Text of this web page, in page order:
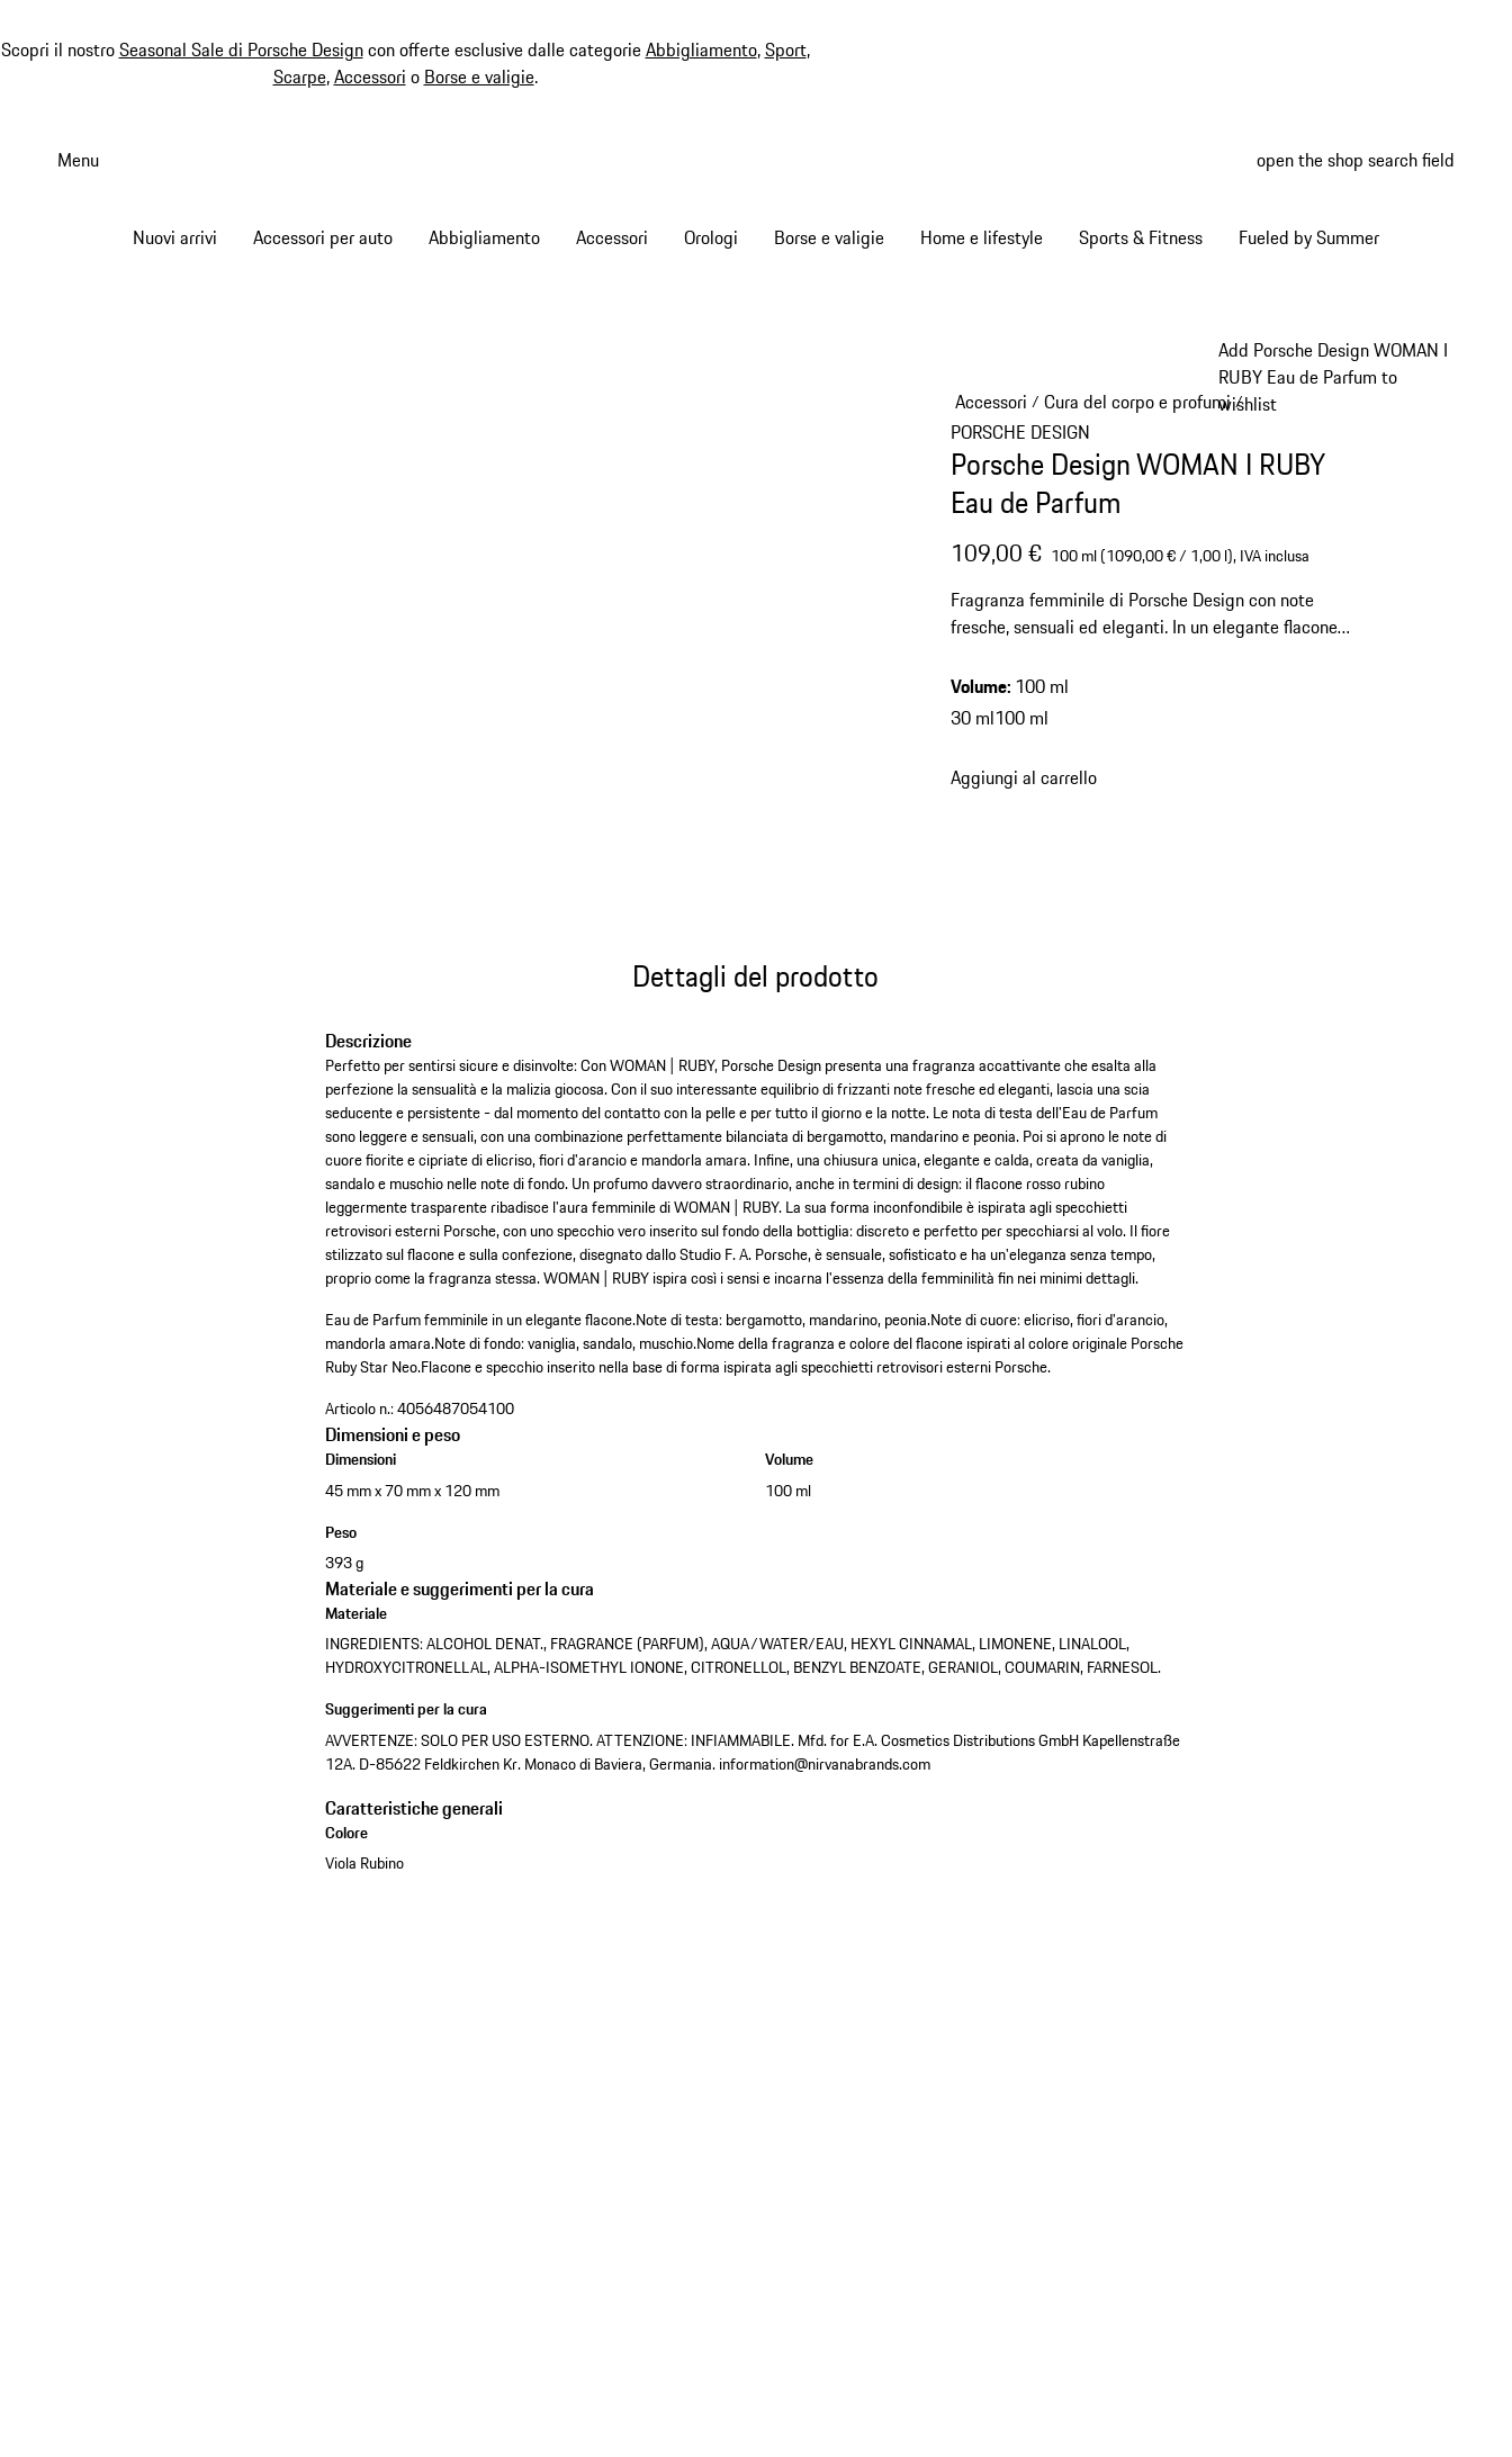
Scopri il nostroSeasonal Sale di Porsche Designcon offerte esclusive dalle categorieAbbigliamento,Sport,
Scarpe,Accessori o Borse e valigie.
Menu open the shop search field
Nuovi arrivi Accessori per auto Abbigliamento Accessori Orologi Borse e valigie Home e lifestyle Sports & Fitness Fueled by Summer
Add Porsche Design WOMAN I
RUBY Eau de Parfum to
wishlist
Accessori / Cura del corpo e profumi/
PORSCHE DESIGN
Porsche Design WOMAN I RUBY
Eau de Parfum
109,00 € 100 ml (1090,00 € / 1,00 l),IVA inclusa
Fragranza femminile di Porsche Design con note
fresche, sensuali ed eleganti. In un elegante flacone
Volume: 100 ml
30 ml100 ml
Aggiungi al carrello
Dettagli del prodotto
Descrizione
Perfetto per sentirsi sicure e disinvolte: Con WOMAN | RUBY, Porsche Design presenta una fragranza accattivante che esalta alla
perfezione la sensualità e la malizia giocosa. Con il suo interessante equilibrio di frizzanti note fresche ed eleganti, lascia una scia
seducente e persistente - dal momento del contatto con la pelle e per tutto il giorno e la notte. Le nota di testa dell'Eau de Parfum
sono leggere e sensuali, con una combinazione perfettamente bilanciata di bergamotto, mandarino e peonia. Poi si aprono le note di
cuore fiorite e cipriate di elicriso, fiori d'arancio e mandorla amara. Infine, una chiusura unica, elegante e calda, creata da vaniglia,
sandalo e muschio nelle note di fondo. Un profumo davvero straordinario, anche in termini di design: il flacone rosso rubino
leggermente trasparente ribadisce l'aura femminile di WOMAN | RUBY. La sua forma inconfondibile è ispirata agli specchietti
retrovisori esterni Porsche, con uno specchio vero inserito sul fondo della bottiglia: discreto e perfetto per specchiarsi al volo. Il fiore
stilizzato sul flacone e sulla confezione, disegnato dallo Studio F. A. Porsche, è sensuale, sofisticato e ha un'eleganza senza tempo,
proprio come la fragranza stessa. WOMAN | RUBY ispira così i sensi e incarna l'essenza della femminilità fin nei minimi dettagli.
Eau de Parfum femminile in un elegante flacone.Note di testa: bergamotto, mandarino, peonia.Note di cuore: elicriso, fiori d'arancio,
mandorla amara.Note di fondo: vaniglia, sandalo, muschio.Nome della fragranza e colore del flacone ispirati al colore originale Porsche
Ruby Star Neo.Flacone e specchio inserito nella base di forma ispirata agli specchietti retrovisori esterni Porsche.
Articolo n.:4056487054100
Dimensioni e peso
Dimensioni
45 mm x 70 mm x 120 mm
Peso
393 g
Volume
100 ml
Materiale e suggerimenti per la cura
Materiale
INGREDIENTS: ALCOHOL DENAT., FRAGRANCE (PARFUM), AQUA/WATER/EAU, HEXYL CINNAMAL, LIMONENE, LINALOOL,
HYDROXYCITRONELLAL, ALPHA-ISOMETHYL IONONE, CITRONELLOL, BENZYL BENZOATE, GERANIOL, COUMARIN, FARNESOL.
Suggerimenti per la cura
AVVERTENZE: SOLO PER USO ESTERNO. ATTENZIONE: INFIAMMABILE. Mfd. for E.A. Cosmetics Distributions GmbH Kapellenstraße
12A. D-85622 Feldkirchen Kr. Monaco di Baviera, Germania. information@nirvanabrands.com
Caratteristiche generali
Colore
Viola Rubino